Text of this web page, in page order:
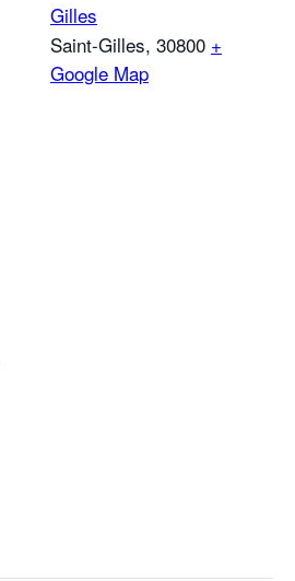
Gilles
Saint-Gilles, 30800 +
Google Map